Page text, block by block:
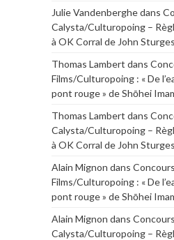
Julie Vandenberghedans
Calysta/Culturopoing –
à OK Corral de John Sturges
Thomas Lambert dans
Films/Culturopoing : « De
pont rouge » de Shōhei
Thomas Lambert dans
Calysta/Culturopoing –
à OK Corral de John Sturges
Alain Mignon dans
Films/Culturopoing : « De
pont rouge » de Shōhei
Alain Mignon dans
Calysta/Culturopoing –